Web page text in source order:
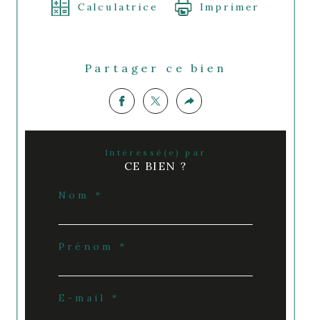
Calculatrice Imprimer
Partager ce bien
Intéressé(e) par
CE BIEN ?
Nom *
Prénom *
E-mail *